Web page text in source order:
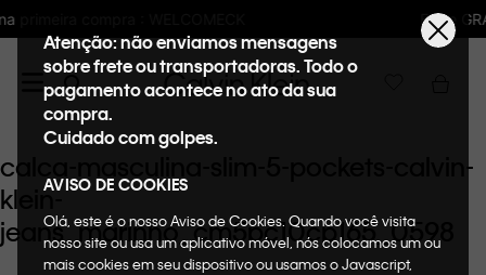
Frete GRÁTIS nas compras acima
Atenção: não enviamos mensagens
sobre frete ou transportadoras. Todo o
pagamento acontece no ato da sua
compra.
Cuidado com golpes.
AVISO DE COOKIES
Olá, este é o nosso Aviso de Cookies. Quando você visita
nosso site ou usa um aplicativo móvel, nós colocamos um ou
mais cookies em seu dispositivo ou usamos o Javascript,
calca-masculina-slim-5-pockets-calvin-
klein-
jeans_marinho_cm5pc10cp165_0598